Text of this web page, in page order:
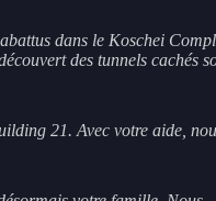
dans le Koschei
des tunnels cachés
21. Avec votre aide,